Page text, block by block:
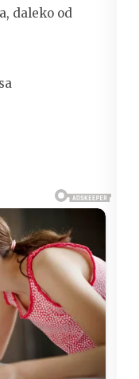
daleko od